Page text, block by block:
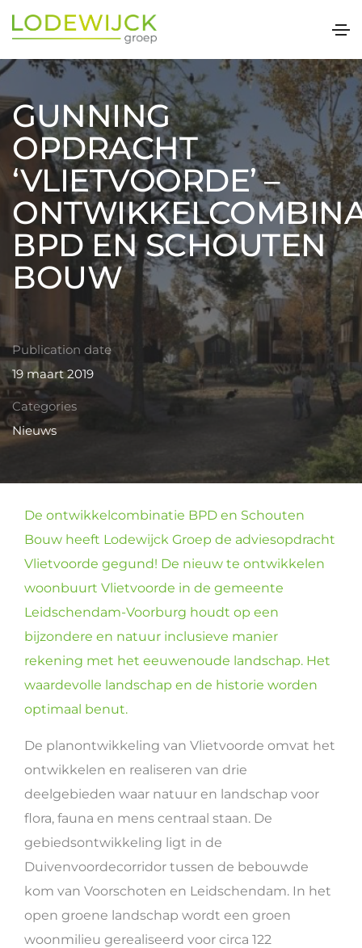
GUNNING
OPDRACHT
‘VLIETVOORDE’ –
BPD EN SCHOUTEN
BOUW
Publication date
19 maart 2019
Categories
Nieuws
De ontwikkelcombinatie BPD en Schouten
Bouw heeft Lodewijck Groep de adviesopdracht
Vlietvoorde gegund! De nieuw te ontwikkelen
woonbuurt Vlietvoorde in de gemeente
Leidschendam-Voorburg houdt op een
bijzondere en natuur inclusieve manier
rekening met het eeuwenoude landschap. Het
waardevolle landschap en de historie worden
optimaal benut.
De planontwikkeling van Vlietvoorde omvat het
ontwikkelen en realiseren van drie
deelgebieden waar natuur en landschap voor
flora, fauna en mens centraal staan. De
gebiedsontwikkeling ligt in de
Duivenvoordecorridor tussen de bebouwde
kom van Voorschoten en Leidschendam. In het
open groene landschap wordt een groen
woonmilieu gerealiseerd voor circa 122